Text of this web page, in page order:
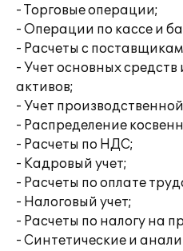
- Торговые операции;
- Операции по кассе и
- Расчеты с
- Учет основных
активов;
- Учет
- Распределение
- Расчеты по НДС;
- Кадровый учет;
- Расчеты по оплате
- Налоговый учет;
- Расчеты по налогу на
- Синтетические и